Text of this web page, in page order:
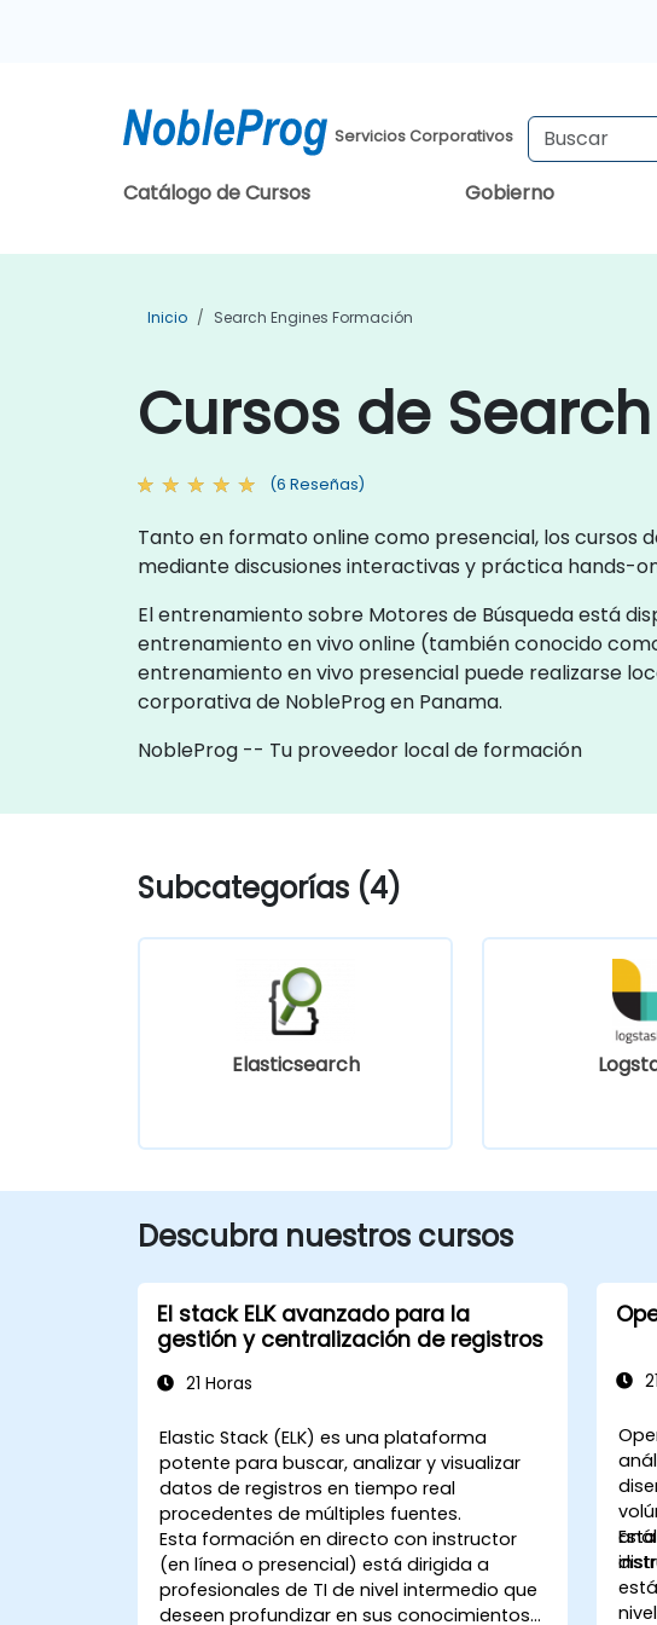
Servicios Corporativos
Catálogo de Cursos Gobierno
Inicio Search Engines Formación
Cursos de
(6 Reseñas)
Tanto en formato online como presencial, los cursos
mediante discusiones interactivas y práctica hands-
El entrenamiento sobre Motores de Búsqueda está
entrenamiento en vivo online (también conocido
entrenamiento en vivo presencial puede realizarse
corporativa de NobleProg en Panama.
NobleProg -- Tu proveedor local de formación
Subcategorías (4)
Elasticsearch
Descubra nuestros cursos
El stack ELK avanzado para la
gestión y centralización de registros
21 Horas
Elastic Stack (ELK) es una plataforma
potente para buscar, analizar y visualizar
datos de registros en tiempo real
procedentes de múltiples fuentes.
Esta formación en directo con instructor
(en línea o presencial) está dirigida a
profesionales de TI de nivel intermedio que
deseen profundizar en sus conocimientos